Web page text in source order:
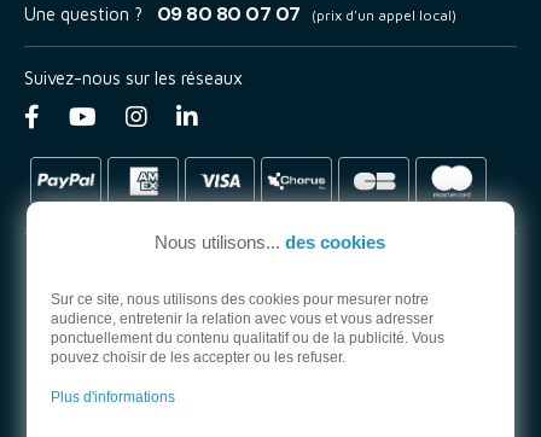
Nous utilisons... des cookies
Sur ce site, nous utilisons des cookies pour mesurer notre
audience, entretenir la relation avec vous et vous adresser
ponctuellement du contenu qualitatif ou de la publicité. Vous
pouvez choisir de les accepter ou les refuser.
Plus d'informations
Une question ? 09 80 80 07 07 (prix d'un appel local)
Suivez-nous sur les réseaux
PARTENAIRE OFFICIEL